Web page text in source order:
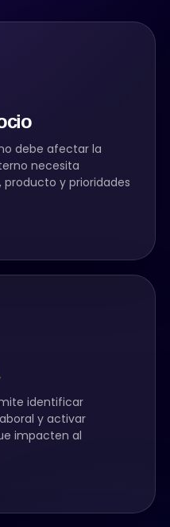
debe afectar la
necesita
y prioridades
identificar
y activar
impacten al